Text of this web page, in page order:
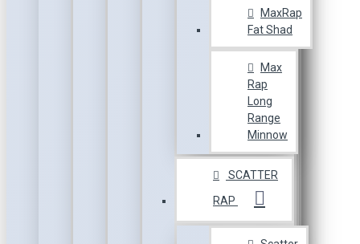
MaxRap
Fat Shad
Max
Rap
Long
Range
Minnow
SCATTER
RAP